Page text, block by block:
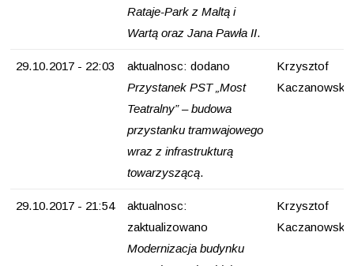
Rataje-Park z Maltą i
Wartą oraz Jana Pawła II.
29.10.2017 - 22:03
aktualnosc: dodano
Przystanek PST „Most
Teatralny” – budowa
przystanku tramwajowego
wraz z infrastrukturą
towarzyszącą.
Krzysztof
Kaczanowski
29.10.2017 - 21:54
aktualnosc:
zaktualizowano
Modernizacja budynku
Krzysztof
Kaczanowski